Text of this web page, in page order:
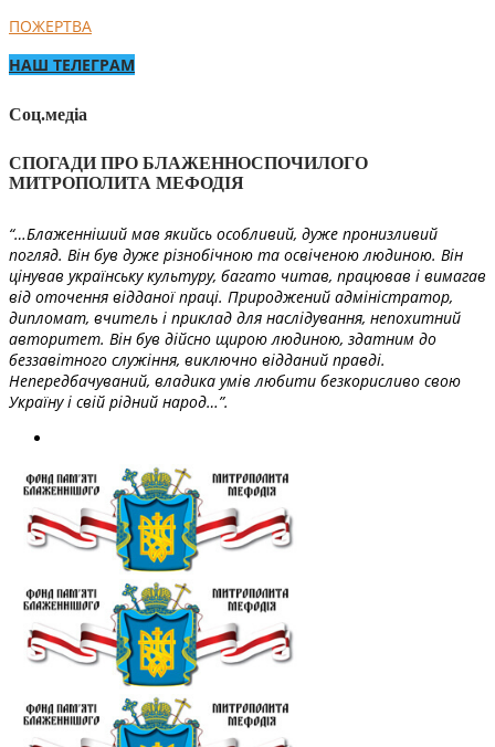
ПОЖЕРТВА
НАШ ТЕЛЕГРАМ
Соц.медіа
СПОГАДИ ПРО БЛАЖЕННОСПОЧИЛОГО
МИТРОПОЛИТА МЕФОДІЯ
“…Блаженніший мав якийсь особливий, дуже пронизливий
погляд. Він був дуже різнобічною та освіченою людиною. Він
цінував українську культуру, багато читав, працював і вимагав
від оточення відданої праці. Природжений адміністратор,
дипломат, вчитель і приклад для наслідування, непохитний
авторитет. Він був дійсно щирою людиною, здатним до
беззавітного служіння, виключно відданий правді.
Непередбачуваний, владика умів любити безкорисливо свою
Україну і свій рідний народ…”.